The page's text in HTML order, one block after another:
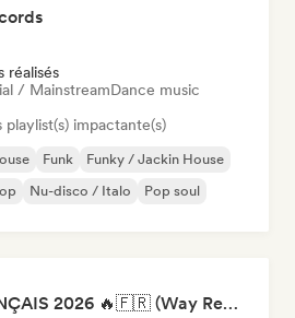
réalisés
/ MainstreamDance music
impactante(s)
Funk
Funky / Jackin House
Nu-disco / Italo Pop soul
RAP FRANÇAIS 2026 🔥🇫🇷 (Way Records)